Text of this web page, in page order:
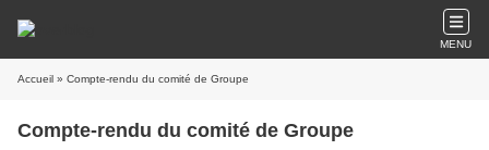
MENU
Accueil » Compte-rendu du comité de Groupe
Compte-rendu du comité de Groupe